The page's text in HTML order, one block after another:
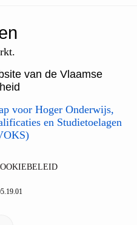
van de Vlaamse
voor Hoger Onderwijs,
en Studietoelagen